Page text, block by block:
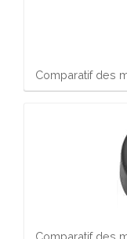
Comparatif des